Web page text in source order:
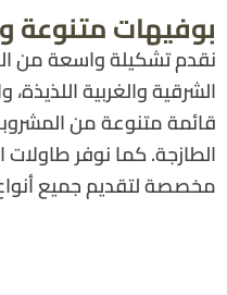
بوفيهات متنوعة
نقدم تشكيلة واسعة من
الشرقية والغربية اللذيذة،
قائمة متنوعة من
الطازجة. كما نوفر
مخصصة لتقديم جميع